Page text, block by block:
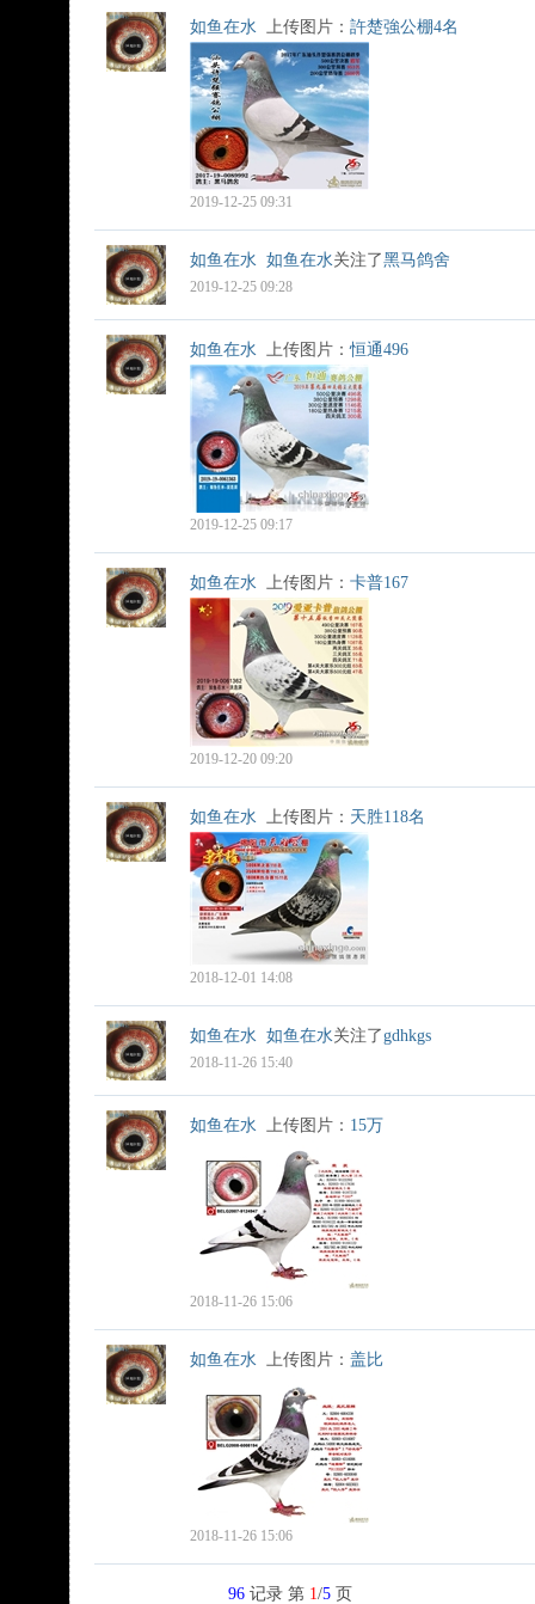
如鱼在水 上传图片： 許楚強公棚4名
2019-12-25 09:31
如鱼在水 如鱼在水关注了黑马鸽舍
2019-12-25 09:28
如鱼在水 上传图片：恒通496
2019-12-25 09:17
如鱼在水 上传图片： 卡普167
2019-12-20 09:20
如鱼在水 上传图片： 天胜118名
2018-12-01 14:08
如鱼在水 如鱼在水关注了gdhkgs
2018-11-26 15:40
如鱼在水 上传图片： 15万
2018-11-26 15:06
如鱼在水 上传图片： 盖比
2018-11-26 15:06
96 记录 第 1/5 页